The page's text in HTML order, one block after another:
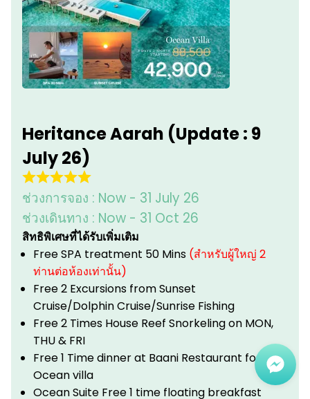
Heritance Aarah (Update : 9
July 26)
ช่วงการจอง : Now - 31 July 26
ช่วงเดินทาง : Now - 31 Oct 26
สิทธิพิเศษที่ได้รับเพิ่มเติม
Free SPA treatment 50 Mins (สำหรับผู้ใหญ่ 2
ท่านต่อห้องเท่านั้น)
Free 2 Excursions from Sunset
Cruise/Dolphin Cruise/Sunrise Fishing
Free 2 Times House Reef Snorkeling on MON,
THU & FRI
Free 1 Time dinner at Baani Restaurant for
Ocean villa
Ocean Suite Free 1 time floating breakfast